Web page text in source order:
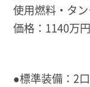
使用燃料・タ
価格：1140万
●標準装備：2